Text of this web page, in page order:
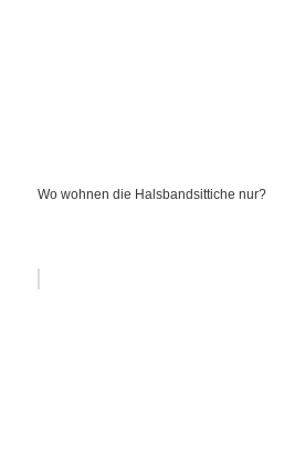
Wo wohnen die Halsbandsittiche nur?